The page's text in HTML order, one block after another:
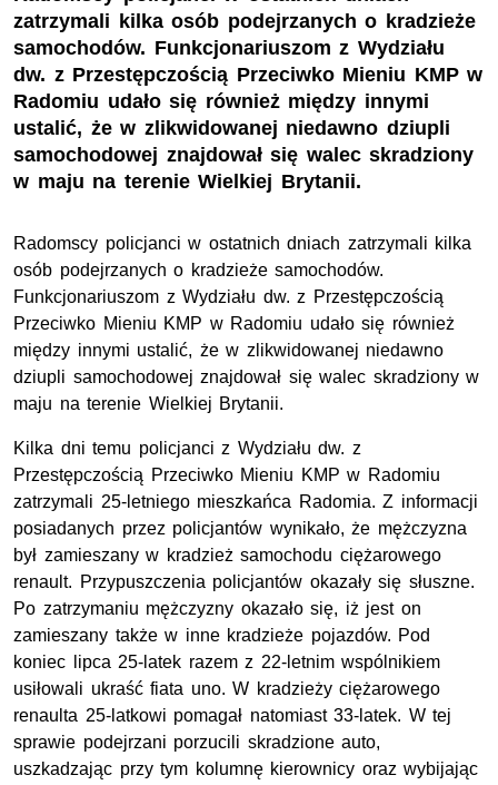
zatrzymali kilka osób podejrzanych o kradzieże
samochodów. Funkcjonariuszom z Wydziału
dw. z Przestępczością Przeciwko Mieniu KMP w
Radomiu udało się również między innymi
ustalić, że w zlikwidowanej niedawno dziupli
samochodowej znajdował się walec skradziony
w maju na terenie Wielkiej Brytanii.
Radomscy policjanci w ostatnich dniach zatrzymali kilka
osób podejrzanych o kradzieże samochodów.
Funkcjonariuszom z Wydziału dw. z Przestępczością
Przeciwko Mieniu KMP w Radomiu udało się również
między innymi ustalić, że w zlikwidowanej niedawno
dziupli samochodowej znajdował się walec skradziony w
maju na terenie Wielkiej Brytanii.
Kilka dni temu policjanci z Wydziału dw. z
Przestępczością Przeciwko Mieniu KMP w Radomiu
zatrzymali 25-letniego mieszkańca Radomia. Z informacji
posiadanych przez policjantów wynikało, że mężczyzna
był zamieszany w kradzież samochodu ciężarowego
renault. Przypuszczenia policjantów okazały się słuszne.
Po zatrzymaniu mężczyzny okazało się, iż jest on
zamieszany także w inne kradzieże pojazdów. Pod
koniec lipca 25-latek razem z 22-letnim wspólnikiem
usiłowali ukraść fiata uno. W kradzieży ciężarowego
renaulta 25-latkowi pomagał natomiast 33-latek. W tej
sprawie podejrzani porzucili skradzione auto,
uszkadzając przy tym kolumnę kierownicy oraz wybijając